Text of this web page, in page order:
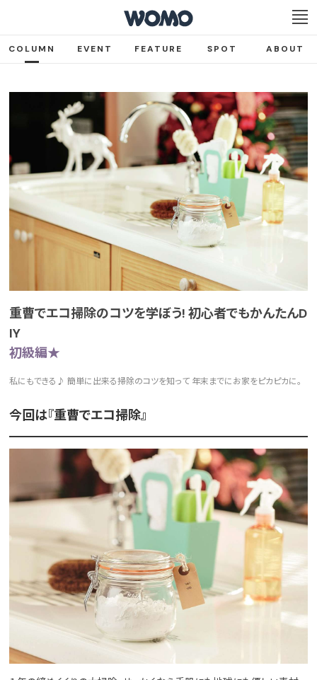
COLUMN EVENT FEATURE SPOT ABOUT
重曹でエコ掃除のコツを学ぼう! 初心者でもかんたんD
IY
初級編★
私にもできる♪ 簡単に出来る掃除のコツを知って 年末までにお家をピカピカに。
今回は『重曹でエコ掃除』